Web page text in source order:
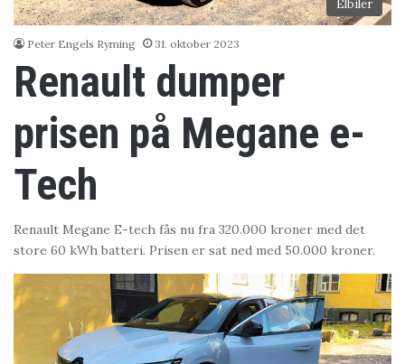
Elbiler
Peter Engels Ryming 31. oktober 2023
Renault dumper
prisen på Megane e-
Tech
Renault Megane E-tech fås nu fra 320.000 kroner med det
store 60 kWh batteri. Prisen er sat ned med 50.000 kroner.